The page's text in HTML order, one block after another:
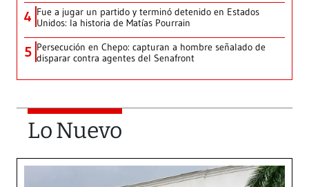
4 Fue a jugar un partido y terminó detenido en Estados
Unidos: la historia de Matías Pourrain
5 Persecución en Chepo: capturan a hombre señalado de
disparar contra agentes del Senafront
Lo Nuevo